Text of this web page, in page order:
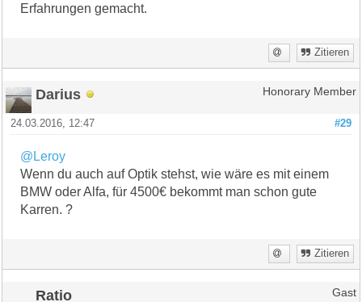
Erfahrungen gemacht.
Zitieren
Darius Honorary Member
#29
24.03.2016, 12:47
@Leroy
Wenn du auch auf Optik stehst, wie wäre es mit einem
BMW oder Alfa, für 4500€ bekommt man schon gute
Karren. ?
Zitieren
Ratio Gast